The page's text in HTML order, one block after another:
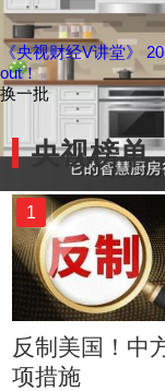
《央视财经V讲堂》
out！
换一批
央视榜单
1
反制美国！中
项措施